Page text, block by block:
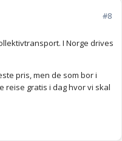
#8
I Norge drives
pris, men de som bor i
reise gratis i dag hvor vi skal